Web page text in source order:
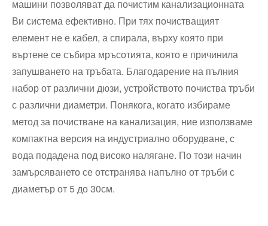
машини позволяват да почистим канализационната
Ви система ефективно. При тях почистващият
елемент не е кабел, а спирала, върху която при
въртене се събира мръсотията, която е причинила
запушването на тръбата. Благодарение на пълния
набор от различни дюзи, устройството почиства тръби
с различни диаметри. Понякога, когато избираме
метод за почистване на канализация, ние използваме
компактна версия на индустриално оборудване, с
вода подадена под високо налягане. По този начин
замърсяването се отстранява напълно от тръби с
диаметър от 5 до 30см.